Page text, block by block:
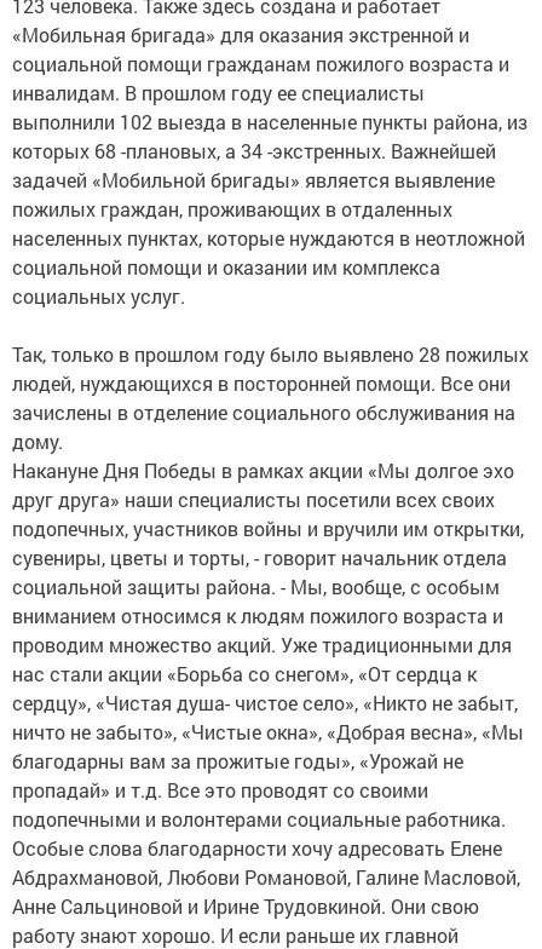
123 человека. Также здесь создана и работает
«Мобильная бригада» для оказания экстренной и
социальной помощи гражданам пожилого возраста и
инвалидам. В прошлом году ее специалисты
выполнили 102 выезда в населенные пункты района, из
которых 68 -плановых, а 34 -экстренных. Важнейшей
задачей «Мобильной бригады» является выявление
пожилых граждан, проживающих в отдаленных
населенных пунктах, которые нуждаются в неотложной
социальной помощи и оказании им комплекса
социальных услуг.
Так, только в прошлом году было выявлено 28 пожилых
людей, нуждающихся в посторонней помощи. Все они
зачислены в отделение социального обслуживания на
дому.
Накануне Дня Победы в рамках акции «Мы долгое эхо
друг друга» наши специалисты посетили всех своих
подопечных, участников войны и вручили им открытки,
сувениры, цветы и торты, - говорит начальник отдела
социальной защиты района. - Мы, вообще, с особым
вниманием относимся к людям пожилого возраста и
проводим множество акций. Уже традиционными для
нас стали акции «Борьба со снегом», «От сердца к
сердцу», «Чистая душа- чистое село», «Никто не забыт,
ничто не забыто», «Чистые окна», «Добрая весна», «Мы
благодарны вам за прожитые годы», «Урожай не
пропадай» и т.д. Все это проводят со своими
подопечными и волонтерами социальные работника.
Особые слова благодарности хочу адресовать Елене
Абдрахмановой, Любови Романовой, Галине Масловой,
Анне Сальциновой и Ирине Трудовкиной. Они свою
работу знают хорошо. И если раньше их главной